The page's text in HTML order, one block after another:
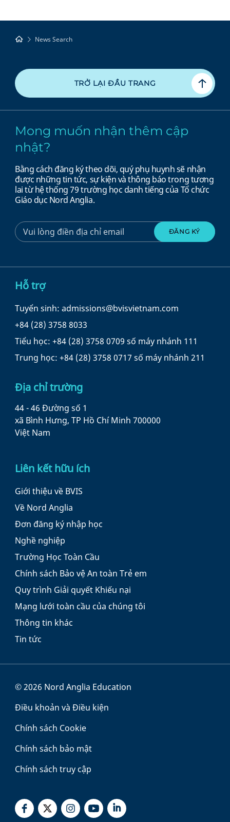
News Search
TRỞ LẠI ĐẦU TRANG
Mong muốn nhận thêm cập
nhật?
Bằng cách đăng ký theo dõi, quý phụ huynh sẽ nhận
được những tin tức, sự kiện và thông báo trong tương
lai từ hệ thống 79 trường học danh tiếng của Tổ chức
Giáo dục Nord Anglia.
Hỗ trợ
Tuyển sinh: admissions@bvisvietnam.com
+84 (28) 3758 8033
Tiểu học: +84 (28) 3758 0709 số máy nhánh 111
Trung học: +84 (28) 3758 0717 số máy nhánh 211
Địa chỉ trường
44 - 46 Đường số 1
xã Bình Hưng, TP Hồ Chí Minh 700000
Việt Nam
Liên kết hữu ích
Giới thiệu về BVIS
Về Nord Anglia
Đơn đăng ký nhập học
Nghề nghiệp
Trường Học Toàn Cầu
Chính sách Bảo vệ An toàn Trẻ em
Quy trình Giải quyết Khiếu nại
Mạng lưới toàn cầu của chúng tôi
Thông tin khác
Tin tức
© 2026 Nord Anglia Education
Điều khoản và Điều kiện
Chính sách Cookie
Chính sách bảo mật
Chính sách truy cập